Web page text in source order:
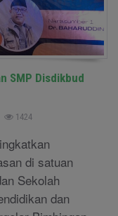
SMP Disdikbud
1424
di satuan
Sekolah
dan